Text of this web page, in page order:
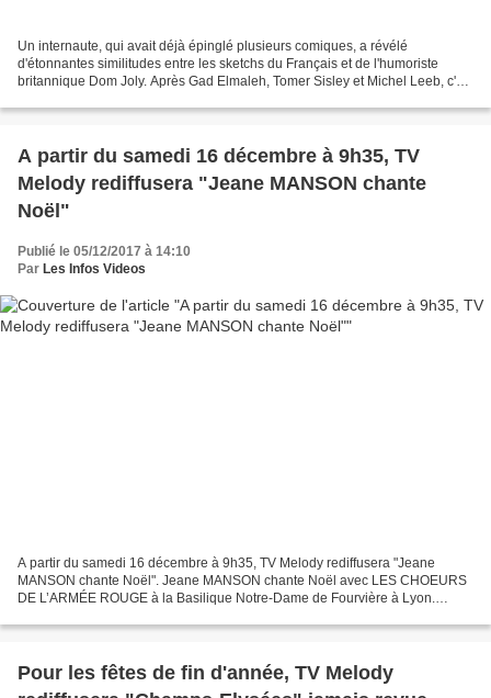
Un internaute, qui avait déjà épinglé plusieurs comiques, a révélé
d'étonnantes similitudes entre les sketchs du Français et de l'humoriste
britannique Dom Joly. Après Gad Elmaleh, Tomer Sisley et Michel Leeb, c'est
A partir du samedi 16 décembre à 9h35, TV
Melody rediffusera "Jeane MANSON chante
Noël"
Publié le 05/12/2017 à 14:10
Par Les Infos Videos
A partir du samedi 16 décembre à 9h35, TV Melody rediffusera "Jeane
MANSON chante Noël". Jeane MANSON chante Noël avec LES CHOEURS
DE L’ARMÉE ROUGE à la Basilique Notre-Dame de Fourvière à Lyon.
Pour les fêtes de fin d'année, TV Melody